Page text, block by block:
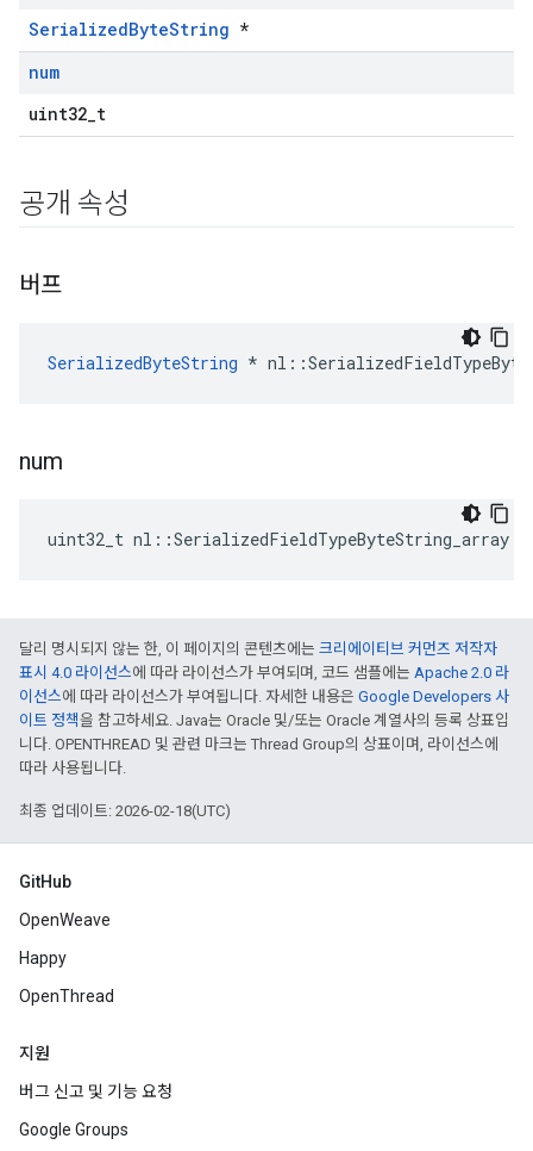
SerializedByteString *
num
uint32_t
공개 속성
버프
SerializedByteString *
num
uint32_t
달리 명시되지 않는 한, 이 페이지의 콘텐츠에는 크리에이티브 커먼즈 저작자
표시 4.0 라이선스에 따라 라이선스가 부여되며, 코드 샘플에는 Apache 2.0 라
이선스에 따라 라이선스가 부여됩니다. 자세한 내용은 Google Developers 사
이트 정책을 참고하세요. Java는 Oracle 및/또는 Oracle 계열사의 등록 상표입
니다. OPENTHREAD 및 관련 마크는 Thread Group의 상표이며, 라이선스에
따라 사용됩니다.
최종 업데이트: 2026-02-18(UTC)
GitHub
OpenWeave
Happy
OpenThread
지원
버그 신고 및 기능 요청
Google Groups